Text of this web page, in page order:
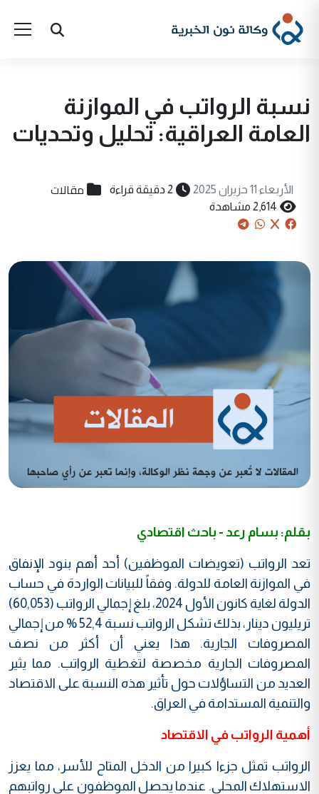
نسبة الرواتب في الموازنة
العامة العراقية: تحليل وتحديات
الأربعاء 11 حزيران 2025 2 دقيقة قراءة مقالات
2,614 مشاهدة
بقلم: بسام رعد - باحث اقتصادي
تعد الرواتب (تعويضات الموظفين) أحد أهم بنود الإنفاق
في الموازنة العامة للدولة. وفقاً للبيانات الواردة في حساب
الدولة لغاية كانون الأول 2024، بلغ إجمالي الرواتب (60,053)
تريليون دينار، بذلك تشكل الرواتب نسبة 52,4 % من إجمالي
المصروفات الجارية. هذا يعني أن أكثر من نصف
المصروفات الجارية مخصصة لتغطية الرواتب. مما يثير
العديد من التساؤلات حول تأثير هذه النسبة على الاقتصاد
والتنمية المستدامة في العراق.
أهمية الرواتب في الاقتصاد
الرواتب تمثل جزءا كبيرا من الدخل المتاح للأسر، مما يعزز
الاستهلاك المحلي. عندما يحصل الموظفون على رواتبهم